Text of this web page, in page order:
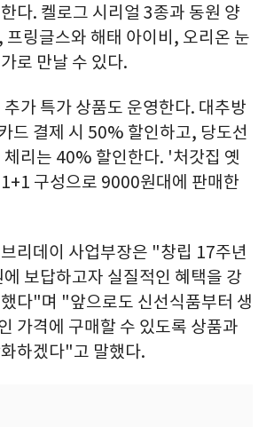
다. 켈로그 시리얼 3종과 동원 양
프링글스와 해태 아이비, 오리온 눈
로 만날 수 있다.
가 특가 상품도 운영한다. 대추방
드 결제 시 50% 할인하고, 당도선
체리는 40% 할인한다. '처갓집 옛
구성으로 9000원대에 판매한
리데이 사업부장은 "창립 17주년
보답하고자 실질적인 혜택을 강
다"며 "앞으로도 신선식품부터 생
가격에 구매할 수 있도록 상품과
하겠다"고 말했다.